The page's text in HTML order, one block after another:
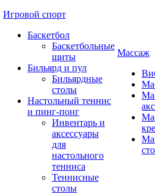
Игровой спорт
Баскетбол
Баскетбольные
щиты
Бильярд и пул
Бильярдные
столы
Настольный теннис
и пинг-понг
Инвентарь и
аксессуары
для
настольного
тенниса
Теннисные
столы
Массаж